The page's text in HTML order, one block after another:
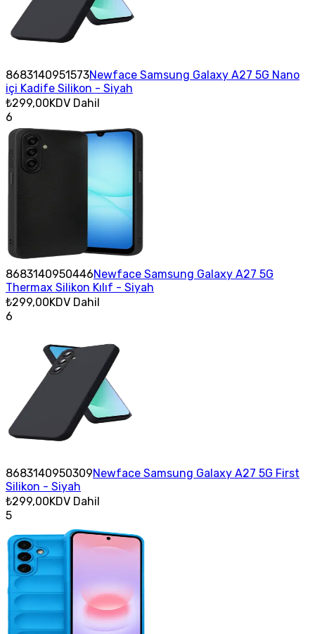
8683140951573Newface Samsung Galaxy A27 5G Nano
içi Kadife Silikon - Siyah
₺299,00KDV Dahil
6
8683140950446Newface Samsung Galaxy A27 5G
Thermax Silikon Kılıf - Siyah
₺299,00KDV Dahil
6
8683140950309Newface Samsung Galaxy A27 5G First
Silikon - Siyah
₺299,00KDV Dahil
5